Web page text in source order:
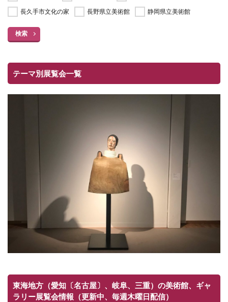
長久手市文化の家
長野県立美術館 静岡県立美術館
検索
テーマ別展覧会一覧
東海地方（愛知〔名古屋〕、岐阜、三重）の美術館、ギャ
ラリー展覧会情報（更新中、毎週木曜日配信）